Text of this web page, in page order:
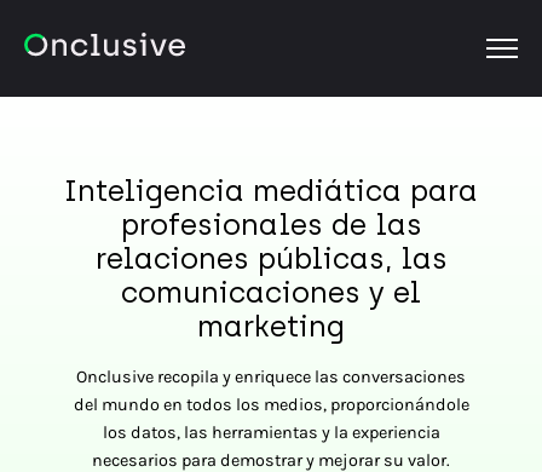
Inteligencia mediática para
profesionales de las
relaciones públicas, las
comunicaciones y el
marketing
Onclusive recopila y enriquece las conversaciones
del mundo en todos los medios, proporcionándole
los datos, las herramientas y la experiencia
necesarios para demostrar y mejorar su valor.